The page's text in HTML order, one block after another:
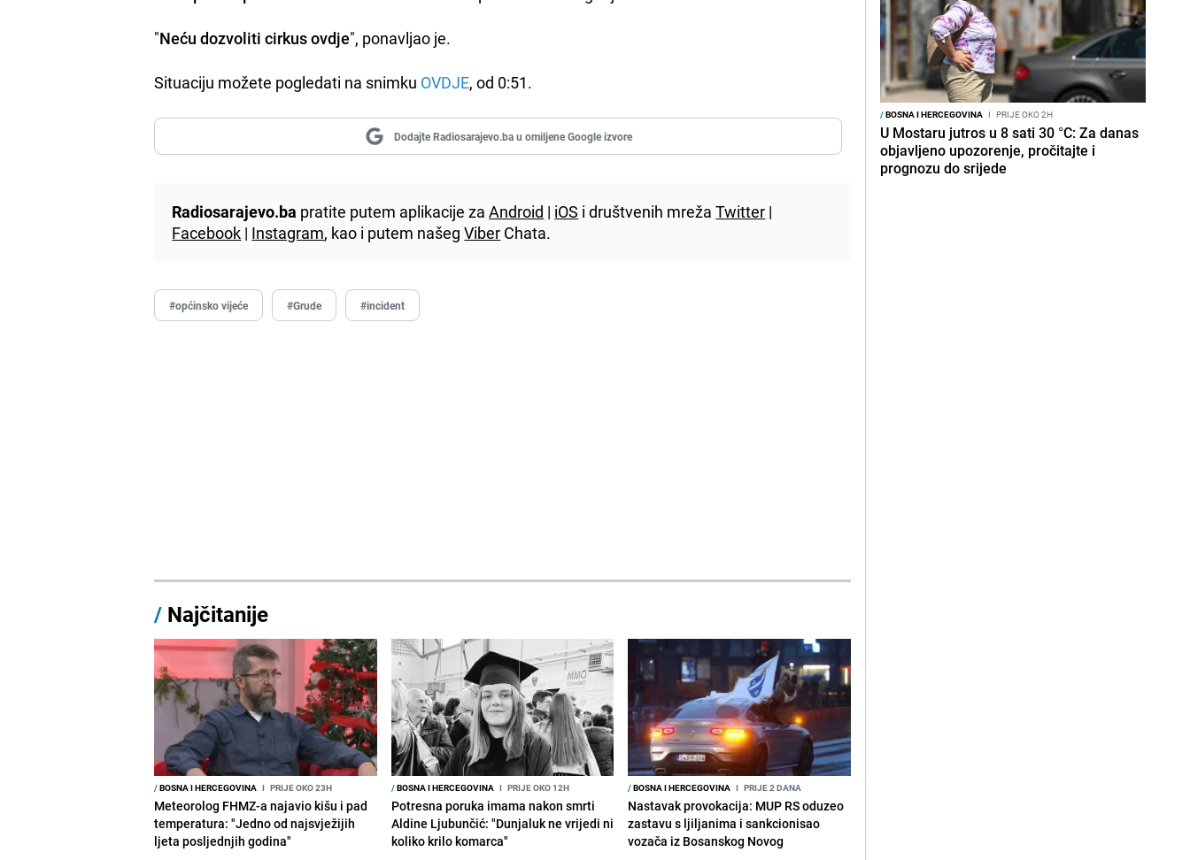
"Neću dozvoliti cirkus ovdje", ponavljao je.
Situaciju možete pogledati na snimku OVDJE, od 0:51.
Dodajte Radiosarajevo.ba u omiljene Google izvore
Radiosarajevo.ba pratite putem aplikacije zaAndroid | iOS i društvenih mrežaTwitter |
Facebook | Instagram, kao i putem našegViber Chata.
#općinsko vijeće #Grude #incident
/ Najčitanije
/BOSNA I HERCEGOVINA I PRIJE OKO 23H
Meteorolog FHMZ-a najavio kišu i pad
temperatura: "Jedno od najsvježijih
ljeta posljednjih godina"
/BOSNA I HERCEGOVINA I PRIJE OKO 12H
Potresna poruka imama nakon smrti
Aldine Ljubunčić: "Dunjaluk ne vrijedi ni
koliko krilo komarca"
/BOSNA I HERCEGOVINA I PRIJE 2 DANA
Nastavak provokacija: MUP RS oduzeo
zastavu s ljiljanima i sankcionisao
vozača iz Bosanskog Novog
/BOSNA I HERCEGOVINA I PRIJE OKO 2H
U Mostaru jutros u 8 sati 30 °C: Za danas
objavljeno upozorenje, pročitajte i
prognozu do srijede